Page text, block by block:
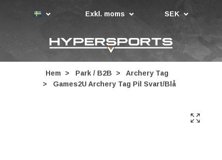
Exkl. moms SEK
Hem Park / B2B
Archery Tag
Games2U Archery Tag Pil Svart/Blå